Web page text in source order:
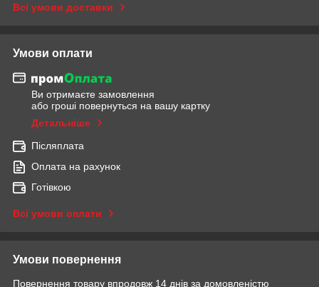
Всі умови доставки
Умови оплати
Ви отримаєте замовлення
або гроші повернуться на вашу картку
Детальніше
Післяплата
Оплата на рахунок
Готівкою
Всі умови оплати
Умови повернення
Повернення товару впродовж 14 днів за домовленістю